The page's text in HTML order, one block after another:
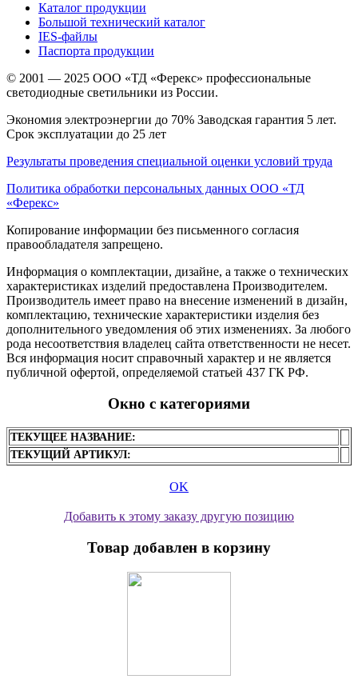
Каталог продукции
Большой технический каталог
IES-файлы
Паспорта продукции
© 2001 — 2025 ООО «ТД «Ферекс» профессиональные
светодиодные светильники из России.
Экономия электроэнергии до 70% Заводская гарантия 5 лет.
Срок эксплуатации до 25 лет
Результаты проведения специальной оценки условий труда
Политика обработки персональных данных ООО «ТД
«Ферекс»
Копирование информации без письменного согласия
правообладателя запрещено.
Информация о комплектации, дизайне, а также о технических
характеристиках изделий предоставлена Производителем.
Производитель имеет право на внесение изменений в дизайн,
комплектацию, технические характеристики изделия без
дополнительного уведомления об этих изменениях. За любого
рода несоответствия владелец сайта ответственности не несет.
Вся информация носит справочный характер и не является
публичной офертой, определяемой статьей 437 ГК РФ.
Окно с категориями
ТЕКУЩЕЕ НАЗВАНИЕ:
ТЕКУЩИЙ АРТИКУЛ:
OK
Добавить к этому заказу другую позицию
Товар добавлен в корзину